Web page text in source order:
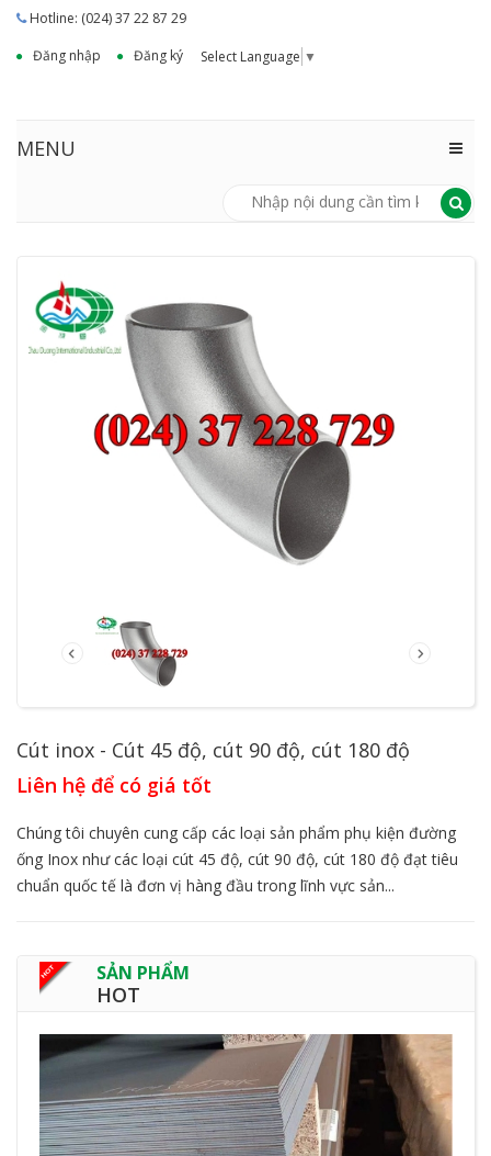
Hotline: (024) 37 22 87 29
Đăng nhập
Đăng ký Select Language ▼
MENU
Cút inox - Cút 45 độ, cút 90 độ, cút 180 độ
Liên hệ để có giá tốt
Chúng tôi chuyên cung cấp các loại sản phẩm phụ kiện đường
ống Inox như các loại cút 45 độ, cút 90 độ, cút 180 độ đạt tiêu
chuẩn quốc tế là đơn vị hàng đầu trong lĩnh vực sản...
SẢN PHẨM
HOT